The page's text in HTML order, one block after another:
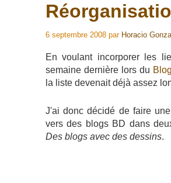
6 septembre 2008 par Horacio
En voulant incorporer les
semaine dernière lors du
la liste devenait déjà assez
J'ai donc décidé de faire
vers des blogs BD dans
Des blogs avec des dessins.